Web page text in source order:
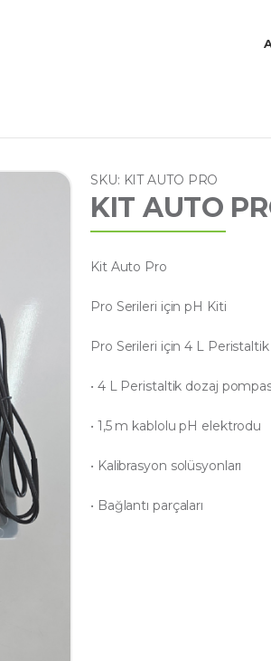
SKU: KIT AUTO PRO
KIT AUTO
Kit Auto Pro
Pro Serileri için pH Kiti
Pro Serileri için 4 L
• 4 L Peristaltik dozaj
• 1,5 m kablolu pH elektrodu
• Kalibrasyon solüsyonları
• Bağlantı parçaları